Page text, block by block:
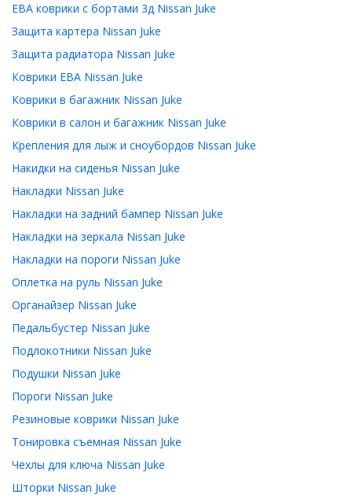
ЕВА коврики с бортами 3д Nissan Juke
Защита картера Nissan Juke
Защита радиатора Nissan Juke
Коврики ЕВА Nissan Juke
Коврики в багажник Nissan Juke
Коврики в салон и багажник Nissan Juke
Крепления для лыж и сноубордов Nissan Juke
Накидки на сиденья Nissan Juke
Накладки Nissan Juke
Накладки на задний бампер Nissan Juke
Накладки на зеркала Nissan Juke
Накладки на пороги Nissan Juke
Оплетка на руль Nissan Juke
Органайзер Nissan Juke
Педальбустер Nissan Juke
Подлокотники Nissan Juke
Подушки Nissan Juke
Пороги Nissan Juke
Резиновые коврики Nissan Juke
Тонировка съемная Nissan Juke
Чехлы для ключа Nissan Juke
Шторки Nissan Juke